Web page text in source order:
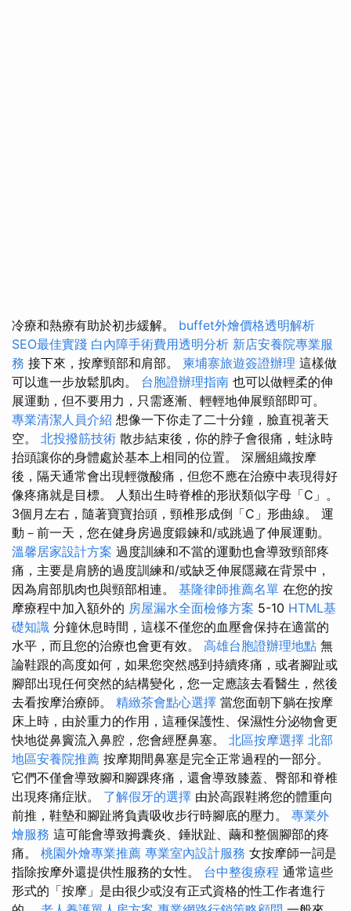
冷療和熱療有助於初步緩解。 buffet外燴價格透明解析
SEO最佳實踐 白內障手術費用透明分析 新店安養院專業服
務 接下來，按摩頸部和肩部。 柬埔寨旅遊簽證辦理 這樣做
可以進一步放鬆肌肉。 台胞證辦理指南 也可以做輕柔的伸
展運動，但不要用力，只需逐漸、輕輕地伸展頸部即可。
專業清潔人員介紹 想像一下你走了二十分鐘，臉直視著天
空。 北投撥筋技術 散步結束後，你的脖子會很痛，蛙泳時
抬頭讓你的身體處於基本上相同的位置。 深層組織按摩
後，隔天通常會出現輕微酸痛，但您不應在治療中表現得好
像疼痛就是目標。 人類出生時脊椎的形狀類似字母「C」。
3個月左右，隨著寶寶抬頭，頸椎形成倒「C」形曲線。 運
動－前一天，您在健身房過度鍛鍊和/或跳過了伸展運動。
溫馨居家設計方案 過度訓練和不當的運動也會導致頸部疼
痛，主要是肩膀的過度訓練和/或缺乏伸展隱藏在背景中，
因為肩部肌肉也與頸部相連。 基隆律師推薦名單 在您的按
摩療程中加入額外的 房屋漏水全面檢修方案 5-10 HTML基
礎知識 分鐘休息時間，這樣不僅您的血壓會保持在適當的
水平，而且您的治療也會更有效。 高雄台胞證辦理地點 無
論鞋跟的高度如何，如果您突然感到持續疼痛，或者腳趾或
腳部出現任何突然的結構變化，您一定應該去看醫生，然後
去看按摩治療師。 精緻茶會點心選擇 當您面朝下躺在按摩
床上時，由於重力的作用，這種保護性、保濕性分泌物會更
快地從鼻竇流入鼻腔，您會經歷鼻塞。 北區按摩選擇 北部
地區安養院推薦 按摩期間鼻塞是完全正常過程的一部分。
它們不僅會導致腳和腳踝疼痛，還會導致膝蓋、臀部和脊椎
出現疼痛症狀。 了解假牙的選擇 由於高跟鞋將您的體重向
前推，鞋墊和腳趾將負責吸收步行時腳底的壓力。 專業外
燴服務 這可能會導致拇囊炎、錘狀趾、繭和整個腳部的疼
痛。 桃園外燴專業推薦 專業室內設計服務 女按摩師一詞是
指除按摩外還提供性服務的女性。 台中整復療程 通常這些
形式的「按摩」是由很少或沒有正式資格的性工作者進行